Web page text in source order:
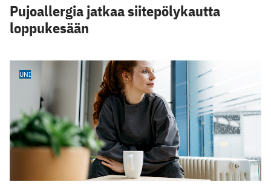
Pujoallergia jatkaa siitepölykautta
loppukesään
UNI